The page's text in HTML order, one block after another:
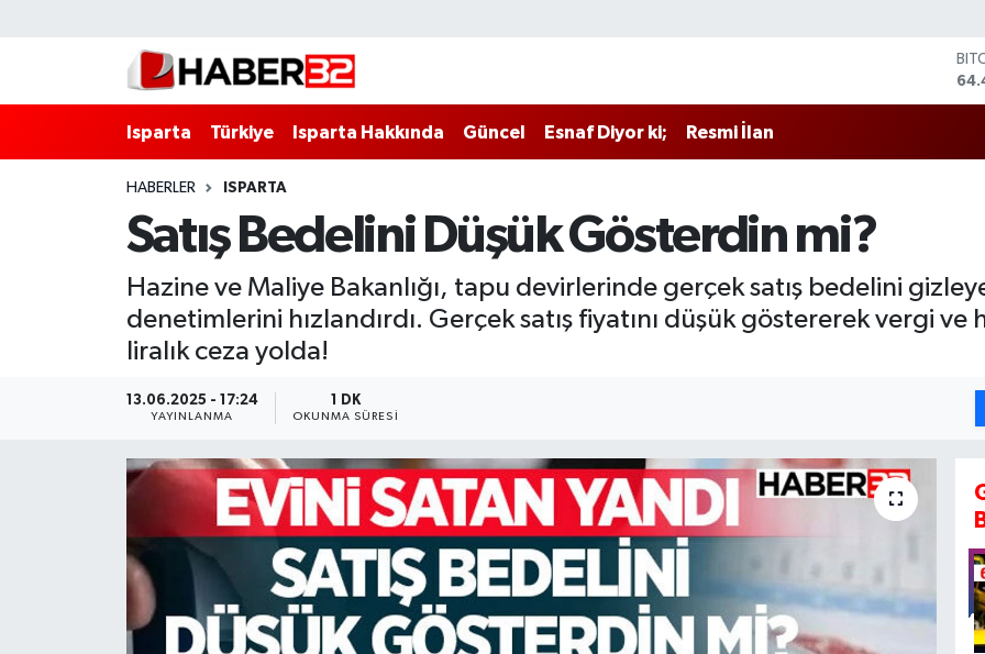
Isparta Türkiye Isparta Hakkında Güncel Esnaf Diyor ki; Resmi İlan
HABERLER ISPARTA
Satış Bedelini Düşük Gösterdin mi?
Hazine ve Maliye Bakanlığı, tapu devirlerinde gerçek satış bedelini
denetimlerini hızlandırdı. Gerçek satış fiyatını düşük göstererek vergi
liralık ceza yolda!
13.06.2025 - 17:24
YAYINLANMA
1 DK
OKUNMA SÜRESI
Isparta Hakkında
Esnaf Diyor ki;
BİLİM VE TEKNOLOJİ
HABERDE İNSAN
KÜLTÜR SANAT
Isparta Nöbetçi Eczaneler
Isparta Hava Durumu
Isparta Trafik Yoğunluk Haritası
Süper Lig Puan Durumu ve Fikstür
Tüm Manşetler
Son Dakika Haberleri
Haber Arşivi